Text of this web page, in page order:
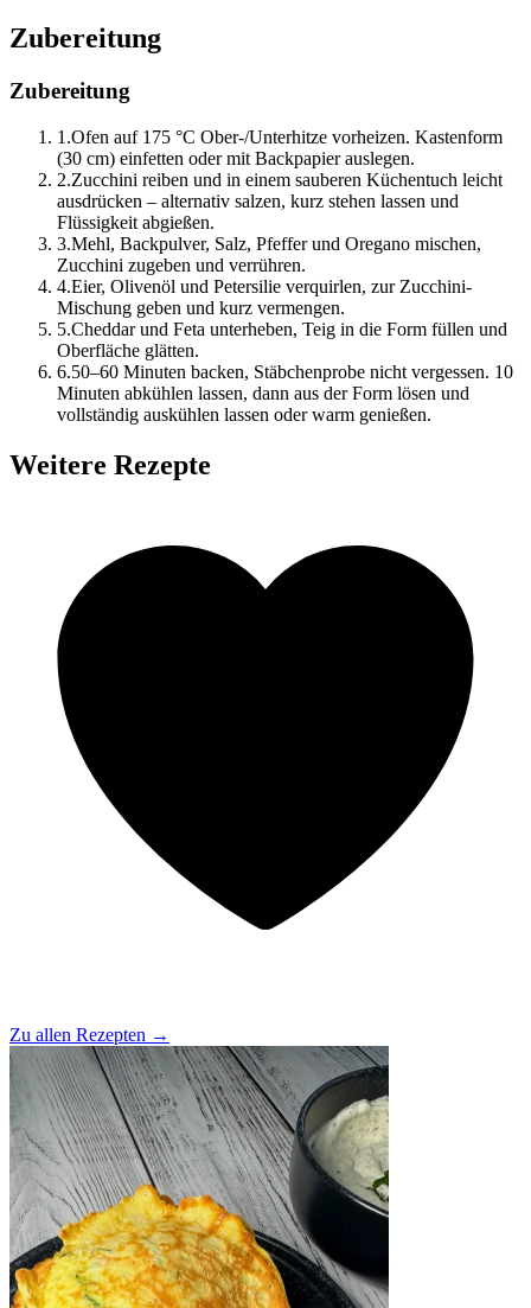
Zubereitung
Zubereitung
1 .Ofen auf 175 °C Ober-/Unterhitze vorheizen. Kastenform
(30 cm) einfetten oder mit Backpapier auslegen.
2.Zucchini reiben und in einem sauberen Küchentuch leicht
ausdrücken – alternativ salzen, kurz stehen lassen und
Flüssigkeit abgießen.
3.Mehl, Backpulver, Salz, Pfeffer und Oregano mischen,
Zucchini zugeben und verrühren.
4.Eier, Olivenöl und Petersilie verquirlen, zur Zucchini-
Mischung geben und kurz vermengen.
5.Cheddar und Feta unterheben, Teig in die Form füllen und
Oberfläche glätten.
6.50–60 Minuten backen, Stäbchenprobe nicht vergessen. 10
Minuten abkühlen lassen, dann aus der Form lösen und
vollständig auskühlen lassen oder warm genießen.
Weitere Rezepte
Zu allen Rezepten →